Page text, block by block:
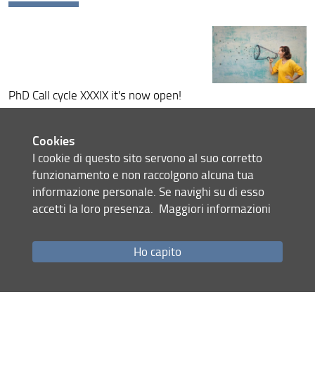
PhD Call cycle XXXIX it's now open!
pagehttps:
1.htmlon Unifi website
(the procedure is managed centrally by
the University of Florence)
Deadline for applications 9th June
2023 at 12 (midday)
11 May 2023
Cookies
I cookie di questo sito servono al suo corretto
funzionamento e non raccolgono alcuna tua
informazione personale. Se navighi su di esso
accetti la loro presenza. Maggiori informazioni
Ho capito